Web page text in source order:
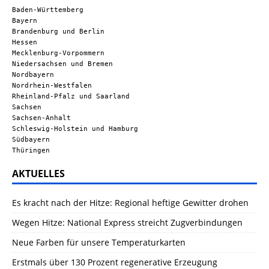
Baden-Württemberg
Bayern
Brandenburg und Berlin
Hessen
Mecklenburg-Vorpommern
Niedersachsen und Bremen
Nordbayern
Nordrhein-Westfalen
Rheinland-Pfalz und Saarland
Sachsen
Sachsen-Anhalt
Schleswig-Holstein und Hamburg
Südbayern
Thüringen
AKTUELLES
Es kracht nach der Hitze: Regional heftige Gewitter drohen
Wegen Hitze: National Express streicht Zugverbindungen
Neue Farben für unsere Temperaturkarten
Erstmals über 130 Prozent regenerative Erzeugung